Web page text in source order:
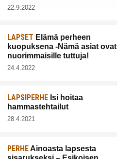
22.9.2022
LAPSET Elämä perheen
kuopuksena -Nämä asiat ovat
nuorimmaisille tuttuja!
24.4.2022
LAPSIPERHE Isi hoitaa
hammastehtailut
28.4.2021
PERHEAinoasta lapsesta